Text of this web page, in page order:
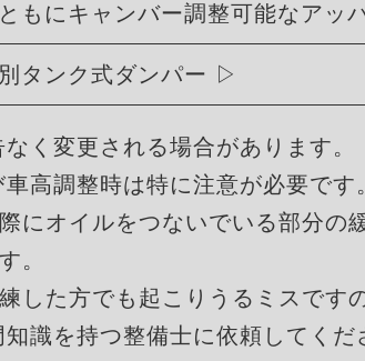
もにキャンバー調整可能なアッ
タンク式ダンパー
く変更される場合があります。
高調整時は特に注意が必要です
にオイルをつないでいる部分の
。
した方でも起こりうるミスです
識を持つ整備士に依頼してくだ